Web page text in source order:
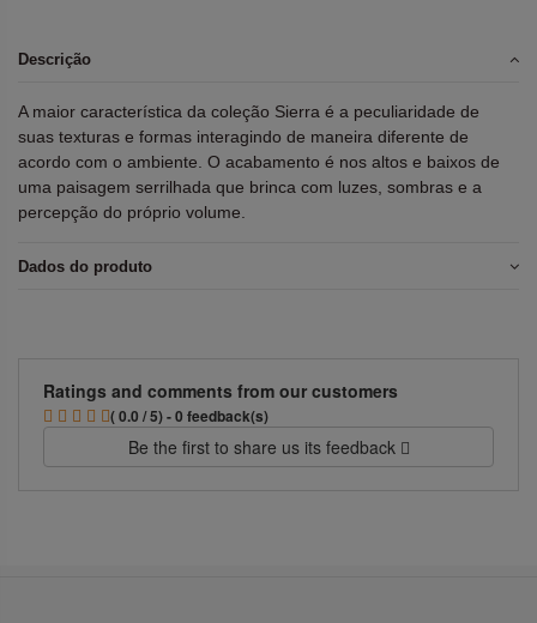
Descrição
A maior característica da coleção Sierra é a peculiaridade de
suas texturas e formas interagindo de maneira diferente de
acordo com o ambiente. O acabamento é nos altos e baixos de
uma paisagem serrilhada que brinca com luzes, sombras e a
percepção do próprio volume.
Dados do produto
Ratings and comments from our customers
( 0.0 / 5) - 0 feedback(s)
Be the first to share us its feedback